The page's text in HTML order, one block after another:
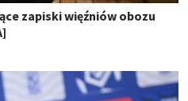
zapiski więźniów obozu